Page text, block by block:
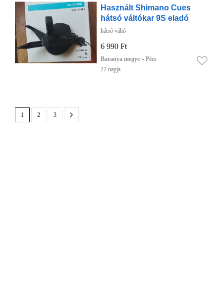
Használt Shimano Cues
hátsó váltókar 9S eladó
hátsó váltó
6 990 Ft
Baranya megye » Pécs
22 napja
1 2 3